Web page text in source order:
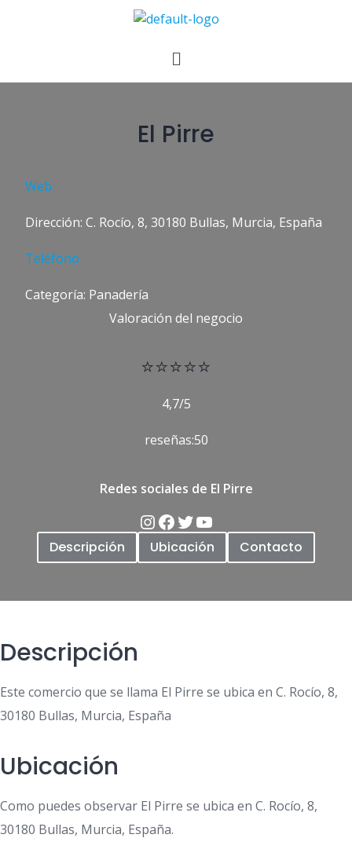
El Pirre
Web
Dirección: C. Rocío, 8, 30180 Bullas, Murcia, España
Teléfono
Categoría: Panadería
Valoración del negocio
⭐⭐⭐⭐⭐
4,7/5
reseñas:50
Redes sociales de El Pirre
Descripción Ubicación Contacto
Descripción
Este comercio que se llama El Pirre se ubica en C. Rocío, 8,
30180 Bullas, Murcia, España
Ubicación
Como puedes observar El Pirre se ubica en C. Rocío, 8,
30180 Bullas, Murcia, España.